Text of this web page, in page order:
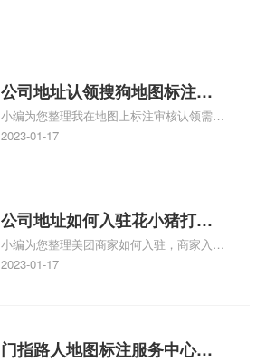
公司地址认领搜狗地图标注多
久审核？公司地址认领地图标
注多久审核？
小编为您整理我在地图上标注审核认领需要
多久、我在地图上标注审核认领需要多久
情可查看下方正文！
2023-01-17
公司地址如何入驻花小猪打车
地图标记？指路人地图标注服
务中心铺如何入驻花小猪打车
小编为您整理美团商家如何入驻，商家入驻
教程、商家如何入驻地图、如何入驻地:、
2023-01-17
门指路人地图标注服务中心如